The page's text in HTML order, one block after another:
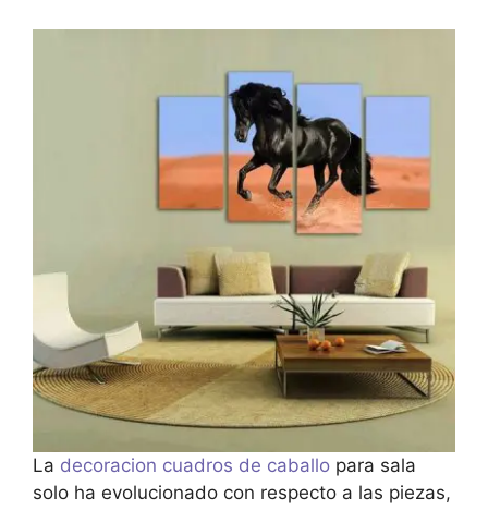
La decoracion cuadros de caballo para sala
solo ha evolucionado con respecto a las piezas,